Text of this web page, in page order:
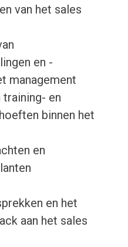
van het sales
en -
management
en
binnen het
en
en het
aan het sales